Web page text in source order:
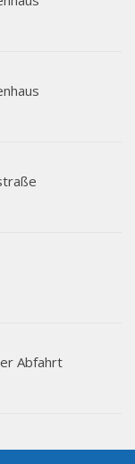
Abfahrt